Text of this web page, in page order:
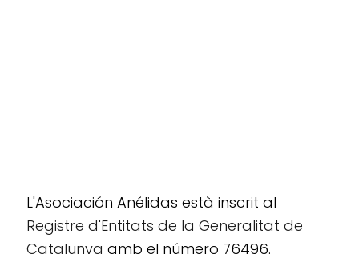
L'Asociación Anélidas està inscrit al
Registre d'Entitats de la Generalitat de
Catalunya amb el número 76496.